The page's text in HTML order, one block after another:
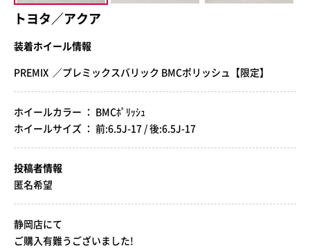
トヨタ／アクア
装着ホイール情報
PREMIX ／プレミックスバリック BMCポリッシュ【限定】
ホイールカラー ： BMCﾎﾟﾘｯｼｭ
ホイールサイズ ： 前:6.5J-17 / 後:6.5J-17
投稿者情報
匿名希望
静岡店にて
ご購入有難うございました!